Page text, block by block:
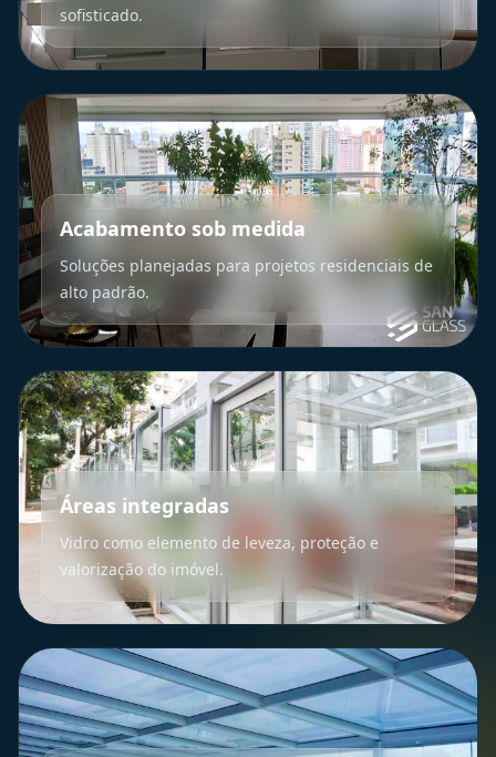
sofisticado.
Acabamento sob medida
Soluções planejadas para projetos residenciais de
alto padrão.
Áreas integradas
Vidro como elemento de leveza, proteção e
valorização do imóvel.